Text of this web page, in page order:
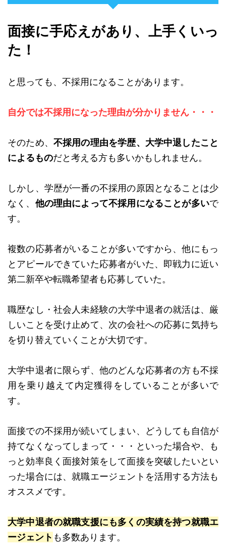
面接に手応えがあり、上手くいっ
た！
と思っても、不採用になることがあります。
自分では不採用になった理由が分かりません・・・
そのため、 不採用の理由を学歴、大学中退したこと
によるものだと考える方も多いかもしれません。
しかし、学歴が一番の不採用の原因となることは少
なく、 他の理由によって不採用になることが多いで
す。
複数の応募者がいることが多いですから、他にもっ
とアピールできていた応募者がいた、即戦力に近い
第二新卒や転職希望者も応募していた。
職歴なし・社会人未経験の大学中退者の就活は、厳
しいことを受け止めて、次の会社への応募に気持ち
を切り替えていくことが大切です。
大学中退者に限らず、他のどんな応募者の方も不採
用を乗り越えて内定獲得をしていることが多いで
す。
面接での不採用が続いてしまい、どうしても自信が
持てなくなってしまって・・・といった場合や、も
っと効率良く面接対策をして面接を突破したいとい
った場合には、就職エージェントを活用する方法も
オススメです。
大学中退者の就職支援にも多くの実績を持つ就職エ
ージェント も多数あります。